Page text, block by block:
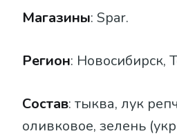
Магазины: Spar.
Регион: Новосибирск,
Состав: тыква, лук
оливковое, зелень